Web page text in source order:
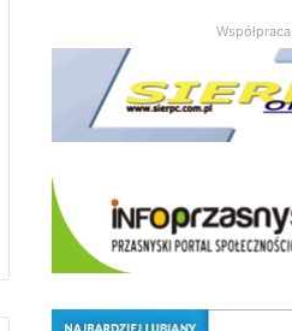
Współpraca